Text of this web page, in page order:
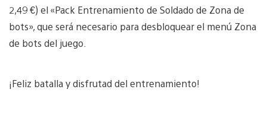
2,49 €) el «Pack Entrenamiento de Soldado de Zona de
bots», que será necesario para desbloquear el menú Zona
de bots del juego.
¡Feliz batalla y disfrutad del entrenamiento!